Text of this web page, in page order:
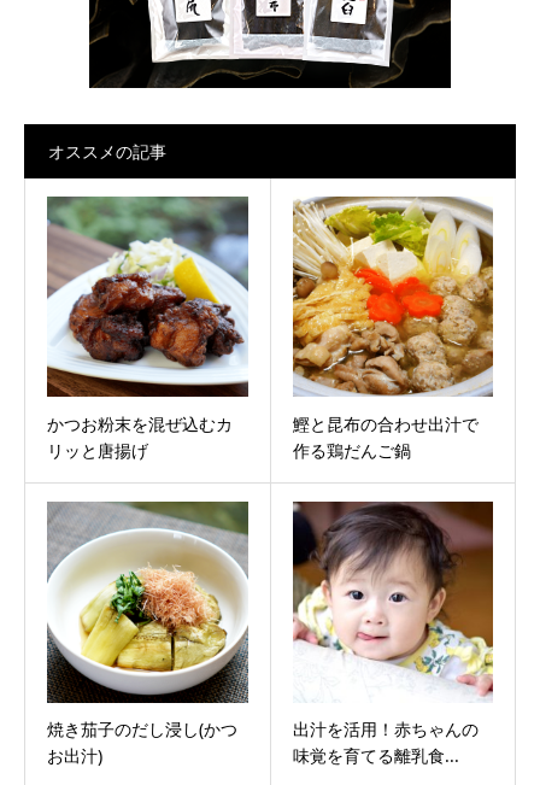
オススメの記事
かつお粉末を混ぜ込むカ
リッと唐揚げ
鰹と昆布の合わせ出汁で
作る鶏だんご鍋
焼き茄子のだし浸し(かつ
お出汁)
出汁を活用！赤ちゃんの
味覚を育てる離乳食...